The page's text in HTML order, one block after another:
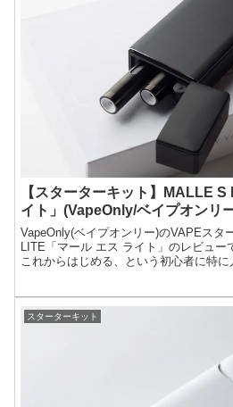
【スターターキット】MALLE
イト」(VapeOnly/ベイプオンリ
VapeOnly(ベイプオンリー)のVAPEスタ
LITE「マール エス ライト」のレビュー
これからはじめる、という初心者に特に
スターターキット